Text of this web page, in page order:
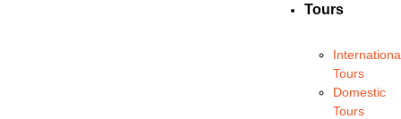
Tours
Tours
Domestic
Tours